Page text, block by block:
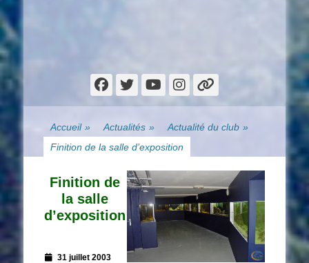
Facebook
Twitter
YouTube
Instagram
Accueil » Actualités » Actualité du club »
Finition de la salle d’exposition
Finition de
la salle
d’exposition
Posted31 juillet 2003